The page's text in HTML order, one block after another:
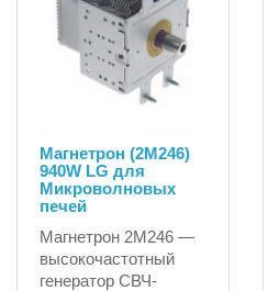
Магнетрон (2M246)
940W LG для
Микроволновых
печей
Магнетрон 2M246 —
высокочастотный
генератор СВЧ-